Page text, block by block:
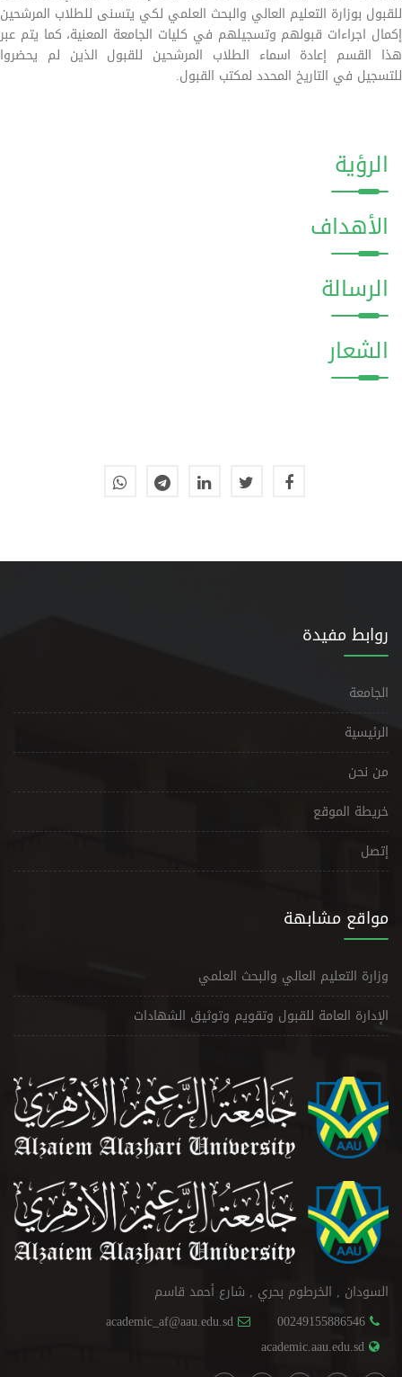
للقبول بوزارة التعليم العالي والبحث العلمي لكي يتسنى للطلاب المرشحين
إكمال اجراءات قبولهم وتسجيلهم في كليات الجامعة المعنية، كما يتم عبر
هذا القسم إعادة اسماء الطلاب المرشحين للقبول الذين لم يحضروا
للتسجيل في التاريخ المحدد لمكتب القبول.
الرؤية
الأهداف
الرسالة
الشعار
روابط مفيدة
الجامعة
الرئيسية
من نحن
خريطة الموقع
إتصل
مواقع مشابهة
وزارة التعليم العالي والبحث العلمي
الإدارة العامة للقبول وتقويم وتوثيق الشهادات
السودان , الخرطوم بحري , شارع أحمد قاسم
00249155886546
academic_af@aau.edu.sd
academic.aau.edu.sd